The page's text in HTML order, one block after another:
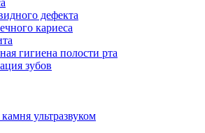
дефекта
кариеса
гигиена полости рта
зубов
ультразвуком